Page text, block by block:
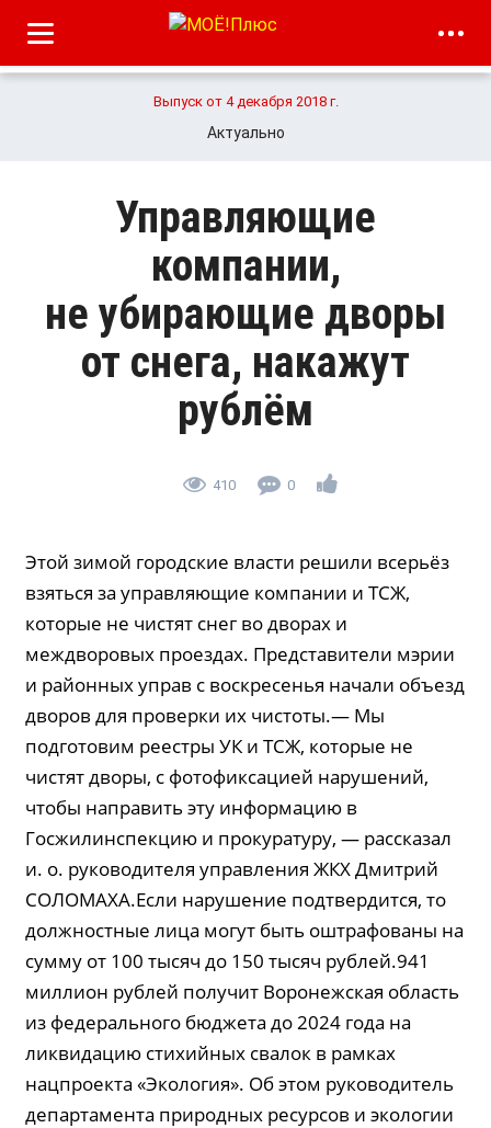
Выпуск от 4 декабря 2018 г.
Актуально
Управляющие
компании,
не убирающие дворы
от снега, накажут
рублём
410 0
Этой зимой городские власти решили всерьёз
взяться за управляющие компании и ТСЖ,
которые не чистят снег во дворах и
междворовых проездах. Представители мэрии
и районных управ с воскресенья начали объезд
дворов для проверки их чистоты.— Мы
подготовим реестры УК и ТСЖ, которые не
чистят дворы, с фотофиксацией нарушений,
чтобы направить эту информацию в
Госжилинспекцию и прокуратуру, — рассказал
и. о. руководителя управления ЖКХ Дмитрий
СОЛОМАХА.Если нарушение подтвердится, то
должностные лица могут быть оштрафованы на
сумму от 100 тысяч до 150 тысяч рублей.941
миллион рублей получит Воронежская область
из федерального бюджета до 2024 года на
ликвидацию стихийных свалок в рамках
нацпроекта «Экология». Об этом руководитель
департамента природных ресурсов и экологии